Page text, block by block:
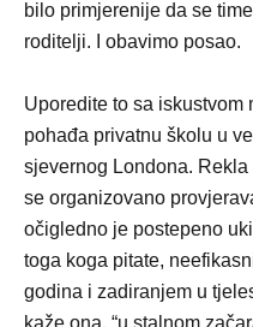
bilo primjerenije da se
roditelji. I obavimo posao.
Uporedite to sa iskustvom
pohađa privatnu školu u
sjevernog Londona.
se organizovano
očigledno je postepeno
toga koga pitate,
godina i zadiranjem u